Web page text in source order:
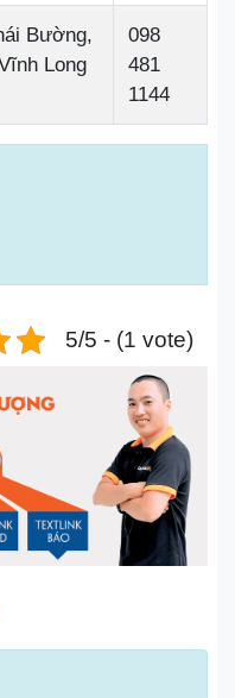
Bường,
Long
098
481
1144
5/5 - (1 vote)